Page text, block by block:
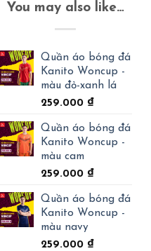
You may also like…
Quần áo bóng đá
Kanito Woncup -
màu đỏ-xanh lá
259.000 ₫
Quần áo bóng đá
Kanito Woncup -
màu cam
259.000 ₫
Quần áo bóng đá
Kanito Woncup -
màu navy
259.000 ₫